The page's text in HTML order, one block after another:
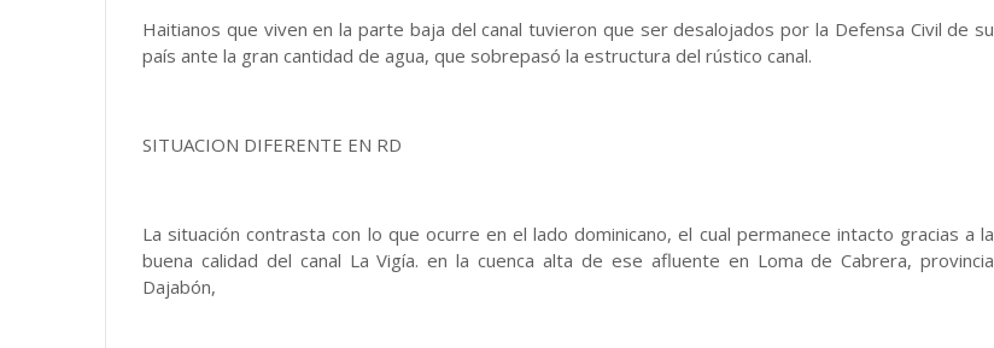
Haitianos que viven en la parte baja del canal tuvieron que ser desalojados por la Defensa Civil de su
país ante la gran cantidad de agua, que sobrepasó la estructura del rústico canal.
SITUACION DIFERENTE EN RD
La situación contrasta con lo que ocurre en el lado dominicano, el cual permanece intacto gracias a la
buena calidad del canal La Vigía. en la cuenca alta de ese afluente en Loma de Cabrera, provincia
Dajabón,